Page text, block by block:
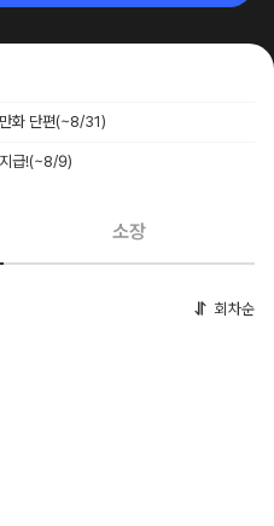
화 단편(~8/31)
급!(~8/9)
소장
회차순